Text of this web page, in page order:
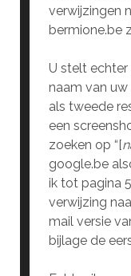
verwijzingen
bermione.be
U stelt
naam van
als tweede
een
zoeken op “[
google.be
ik tot pagina
verwijzing
mail versie
bijlage de